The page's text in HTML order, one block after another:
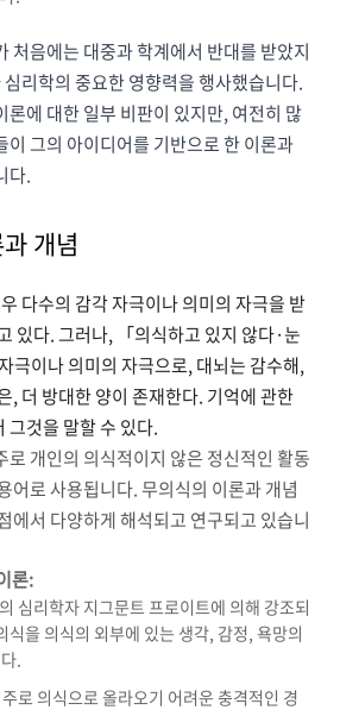
처음에는 대중과 학계에서 반대를 받았지
리학의 중요한 영향력을 행사했습니다.
론에 대한 일부 비판이 있지만, 여전히 많
이 그의 아이디어를 기반으로 한 이론과
다.
개념
다수의 감각 자극이나 의미의 자극을 받
있다. 그러나, 「의식하고 있지 않다·눈
극이나 의미의 자극으로, 대뇌는 감수해,
, 더 방대한 양이 존재한다. 기억에 관한
그것을 말할 수 있다.
로 개인의 의식적이지 않은 정신적인 활동
어로 사용됩니다. 무의식의 이론과 개념
에서 다양하게 해석되고 연구되고 있습니
론:
심리학자 지그문트 프로이트에 의해 강조되
식을 의식의 외부에 있는 생각, 감정, 욕망의
.
로 의식으로 올라오기 어려운 충격적인 경